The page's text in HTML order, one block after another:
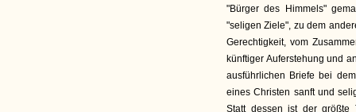
"Bürger des Himmels"
"seligen Ziele", zu dem
Gerechtigkeit, vom
künftiger Auferstehung und
ausführlichen Briefe bei
eines Christen sanft und
Statt dessen ist der größte